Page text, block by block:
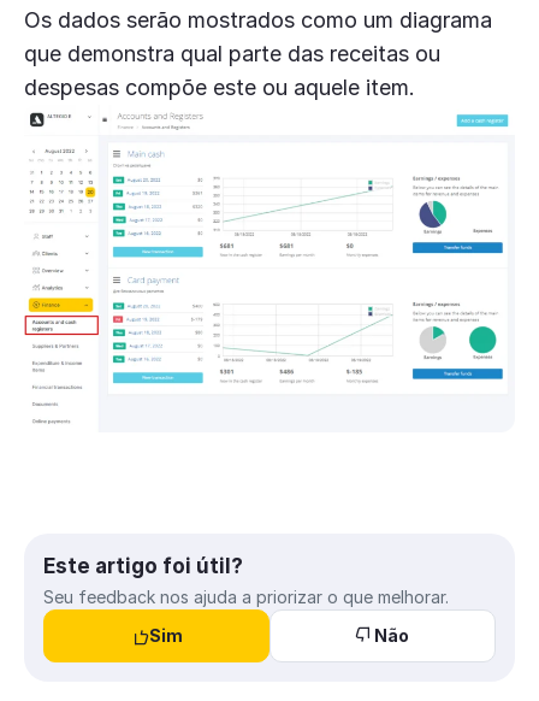
Os dados serão mostrados como um diagrama
que demonstra qual parte das receitas ou
despesas compõe este ou aquele item.
Este artigo foi útil?
Seu feedback nos ajuda a priorizar o que melhorar.
Sim
Não